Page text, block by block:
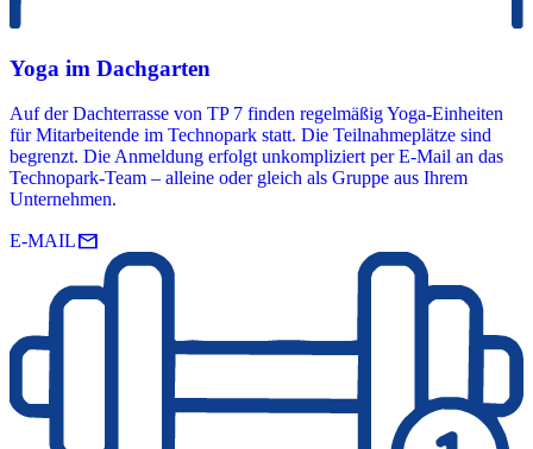
Yoga im Dachgarten
Auf der Dachterrasse von TP 7 finden regelmäßig Yoga-Einheiten
für Mitarbeitende im Technopark statt. Die Teilnahmeplätze sind
begrenzt. Die Anmeldung erfolgt unkompliziert per E-Mail an das
Technopark-Team – alleine oder gleich als Gruppe aus Ihrem
Unternehmen.
E-MAILmail